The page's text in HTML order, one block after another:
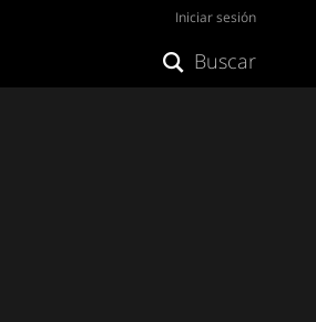
Iniciar sesión
Buscar